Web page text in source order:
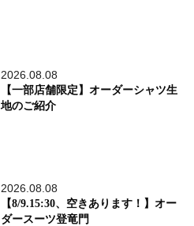
2026.08.08
【一部店舗限定】オーダーシャツ生
地のご紹介
2026.08.08
【8/9.15:30、空きあります！】オー
ダースーツ登竜門